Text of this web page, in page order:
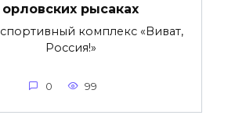
орловских рысаках
комплекс «Виват,
Россия!»
0 99